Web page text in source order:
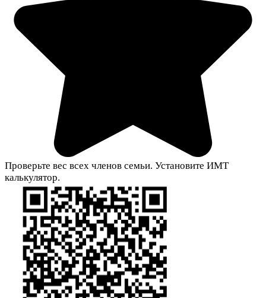
Проверьте вес всех членов семьи. Установите ИМТ
калькулятор.